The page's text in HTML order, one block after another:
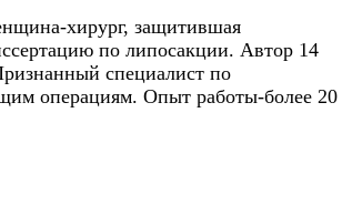
хирург, защитившая
по липосакции. Автор 14
специалист по
операциям. Опыт работы-более 20